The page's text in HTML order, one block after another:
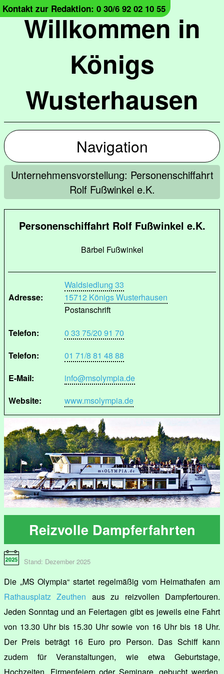
Willkommen in
Königs
Wusterhausen
Kontakt zur Redaktion: 0 30/6 92 02 10 55
Navigation
Unternehmensvorstellung: Personenschiffahrt
Rolf Fußwinkel e.K.
Personenschiffahrt Rolf Fußwinkel e.K.
Bärbel Fußwinkel
Adresse:
Waldsiedlung 33
15712 Königs Wusterhausen
Postanschrift
Telefon:
0 33 75/20 91 70
Telefon:
01 71/8 81 48 88
E-Mail:
info@msolympia.de
Website:
www.msolympia.de
Reizvolle Dampferfahrten
Stand: Dezember 2025
Die „MS Olympia“ startet regelmäßig vom Heimathafen am
Rathausplatz Zeuthen aus zu reizvollen Dampfertouren.
Jeden Sonntag und an Feiertagen gibt es jeweils eine Fahrt
von 13.30 Uhr bis 15.30 Uhr sowie von 16 Uhr bis 18 Uhr.
Der Preis beträgt 16 Euro pro Person. Das Schiff kann
zudem für Veranstaltungen, wie etwa Geburtstage,